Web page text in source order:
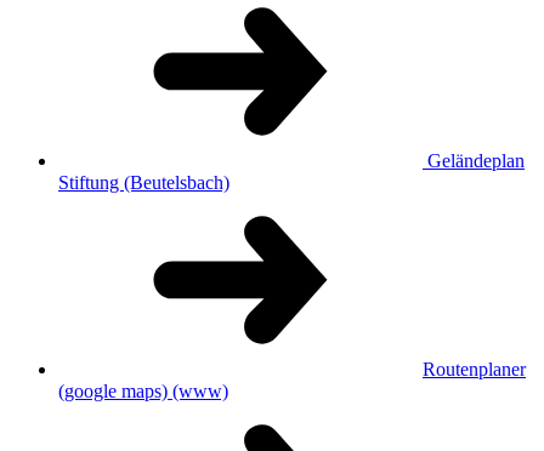
Geländeplan
Stiftung (Beutelsbach)
Routenplaner
(google maps) (www)